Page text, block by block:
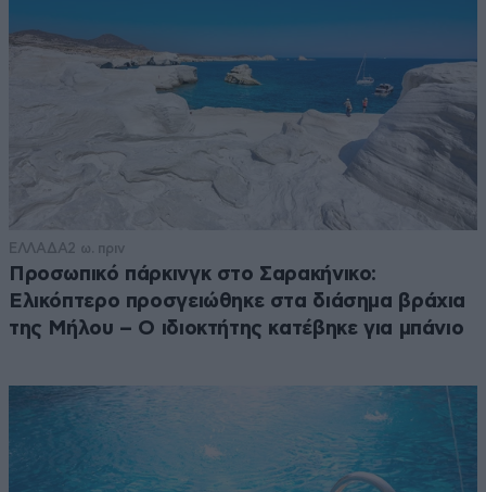
ΕΛΛΑΔΑ2 ω. πριν
Προσωπικό πάρκινγκ στο Σαρακήνικο:
Ελικόπτερο προσγειώθηκε στα διάσημα βράχια
της Μήλου – Ο ιδιοκτήτης κατέβηκε για μπάνιο